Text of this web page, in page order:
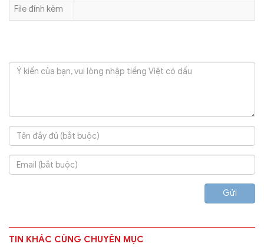
File đính kèm
Gửi
TIN KHÁC CÙNG CHUYÊN MỤC